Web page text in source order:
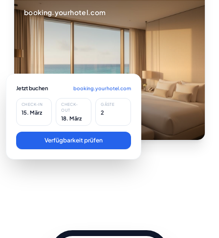
Änderungsprotokoll
All-in-One-Lösung
ROI-Rechner für Hotels
Demo vereinbaren
booking.yourhotel.com
WILLKOMMEN
Ihr Aufenthalt beginnt hier
Jetzt buchen booking.yourhotel.com
CHECK-IN
15. März
CHECK-
OUT
18. März
GÄSTE
2
Verfügbarkeit prüfen